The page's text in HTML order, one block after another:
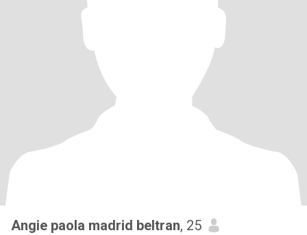
Angie paola madrid beltran, 25